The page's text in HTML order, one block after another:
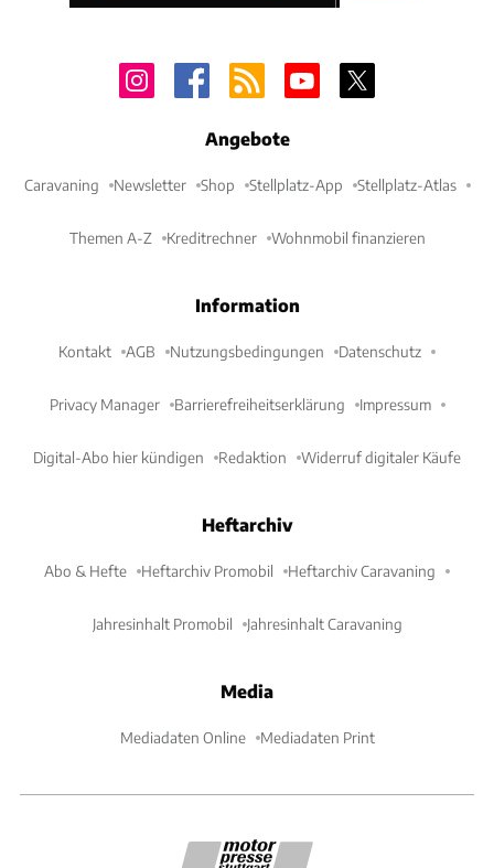
Angebote
Caravaning Newsletter Shop Stellplatz-App Stellplatz-Atlas
Themen A-Z Kreditrechner Wohnmobil finanzieren
Information
Kontakt AGB Nutzungsbedingungen Datenschutz
Privacy Manager Barrierefreiheitserklärung Impressum
Digital-Abo hier kündigen Redaktion Widerruf digitaler Käufe
Heftarchiv
Abo & Hefte Heftarchiv Promobil Heftarchiv Caravaning
Jahresinhalt Promobil Jahresinhalt Caravaning
Media
Mediadaten Online Mediadaten Print